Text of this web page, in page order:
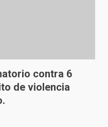
contra 6
de violencia